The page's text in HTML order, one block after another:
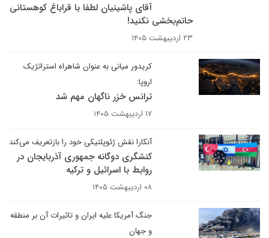
آقای پاشینیان لطفا با قراباغ کوهستانی
حاتم‌بخشی نکنید!
۲۳ اردیبهشت ۱۴۰۵
کریدور میانی به عنوان شاهراه استراتژیک
اروپا:
ترانس خزر ناگهان مهم شد
۱۷ اردیبهشت ۱۴۰۵
آنکارا نقش ژئوپلتیکی خود را بازتعریف می‌کند
کنشگری دوگانه جمهوری آذربایجان در
روابط با اسرائیل و ترکیه
۰۸ اردیبهشت ۱۴۰۵
جنگ آمریکا علیه ایران و تاثیرات آن بر منطقه
و جهان